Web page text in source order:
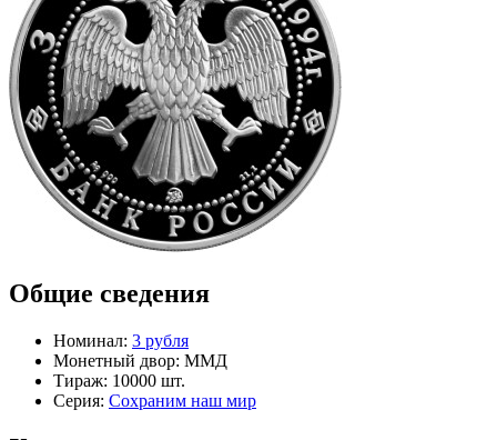
Общие сведения
Номинал: 3 рубля
Монетный двор: ММД
Тираж: 10000 шт.
Серия: Сохраним наш мир